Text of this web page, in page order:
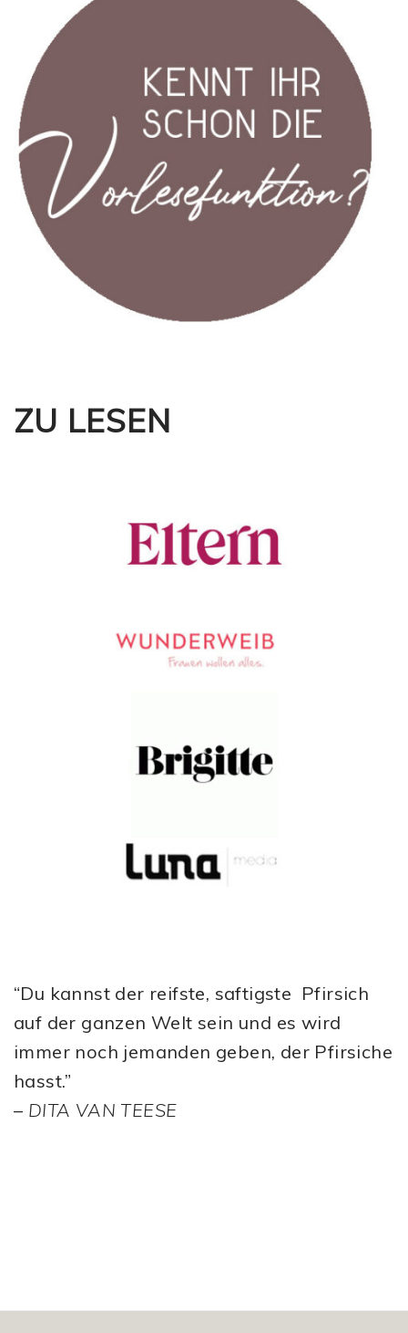
ZU LESEN
“Du kannst der reifste, saftigste Pfirsich
auf der ganzen Welt sein und es wird
immer noch jemanden geben, der Pfirsiche
hasst.”
– DITA VAN TEESE